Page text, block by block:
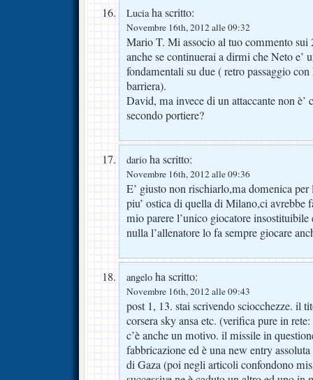
Luciaha scritto:
Novembre 16th, 2012 alle 09:32
Mario T. Mi associo al tuo commento
anche se continuerai a dirmi che Neto e’
fondamentali su due ( retro passaggio
barriera).
David, ma invece di un attaccante non è’
secondo portiere?
dario ha scritto:
Novembre 16th, 2012 alle 09:36
E’ giusto non rischiarlo,ma domenica per
piu’ ostica di quella di Milano,ci avrebbe
mio parere l’unico giocatore insostituibile
nulla l’allenatore lo fa sempre giocare
angelo ha scritto:
Novembre 16th, 2012 alle 09:43
post 1, 13. stai scrivendo sciocchezze. il
corsera sky ansa etc. (verifica pure in
c’è anche un motivo. il missile in
fabbricazione ed è una new entry
di Gaza (poi negli articoli confondono